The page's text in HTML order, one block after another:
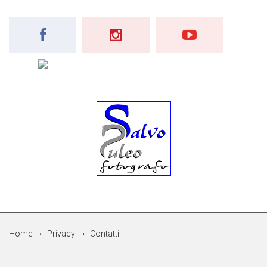
Home Privacy Contatti